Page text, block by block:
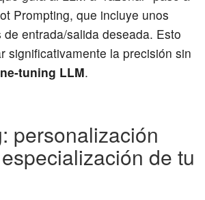
Prompting, que incluye unos
de entrada/salida deseada. Esto
significativamente la precisión sin
tuning LLM.
personalización
de tu